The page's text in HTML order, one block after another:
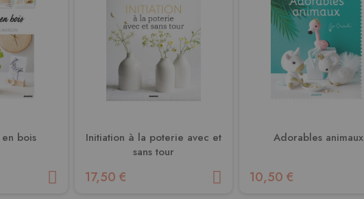
en bois
Initiation à la poterie avec et
sans tour
17,50 €
Adorables animaux
10,50 €